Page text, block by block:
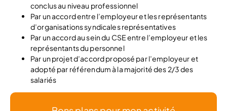
conclus au niveau professionnel
Par un accord entre l’employeur et les représentants
d’organisations syndicales représentatives
Par un accord au sein du CSE entre l’employeur et les
représentants du personnel
Par un projet d’accord proposé par l’employeur et
adopté par référendum à la majorité des 2/3 des
salariés